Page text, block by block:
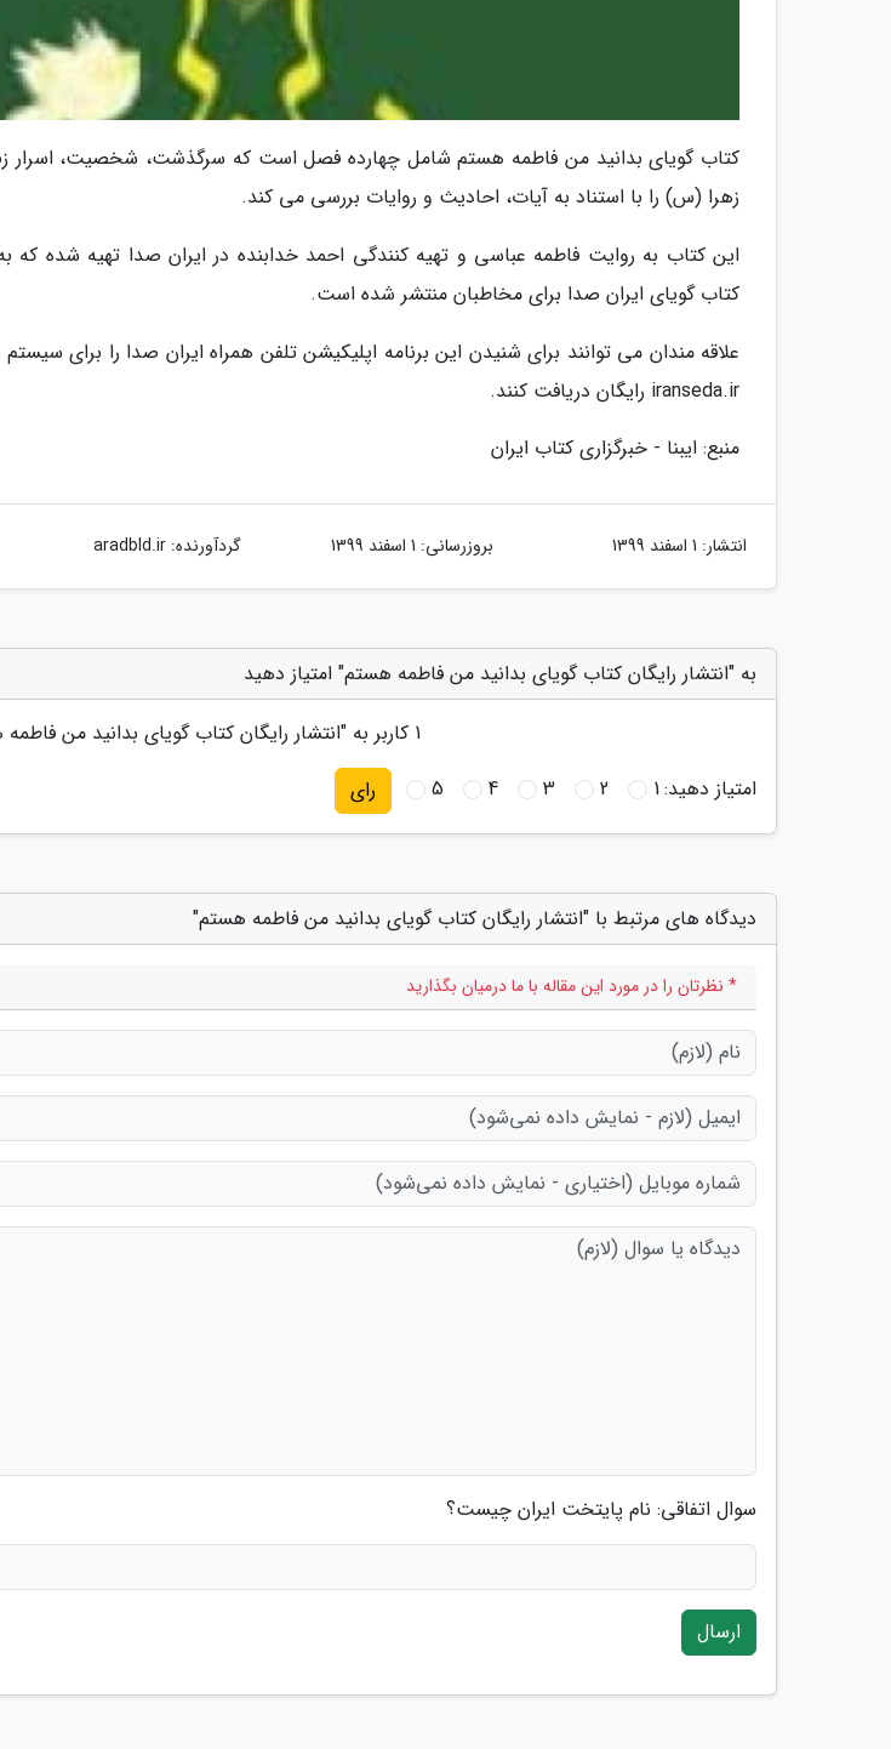
کتاب گویای بدانید من فاطمه هستم شامل چهارده فصل است که سرگذشت، شخصیت، اسرار
زهرا (س) را با استناد به آیات، احادیث و روایات بررسی می کند.
این کتاب به روایت فاطمه عباسی و تهیه کنندگی احمد خدابنده در ایران صدا تهیه شده که
کتاب گویای ایران صدا برای مخاطبان منتشر شده است.
iranseda.ir رایگان دریافت کنند.
منبع: ایبنا - خبرگزاری کتاب ایران
انتشار: 1 اسفند 1399 بروزرسانی: 1 اسفند 1399 گردآورنده:aradbld.ir
به "انتشار رایگان کتاب گویای بدانید من فاطمه هستم" امتیاز دهید
1 کاربر به "انتشار رایگان کتاب گویای بدانید من
امتیاز دهید:1
2
3
4
5 رای
دیدگاه های مرتبط با "انتشار رایگان کتاب گویای بدانید من فاطمه هستم"
* نظرتان را در مورد این مقاله با ما درمیان بگذارید
سوال اتفاقی: نام پایتخت ایران چیست؟
ارسال